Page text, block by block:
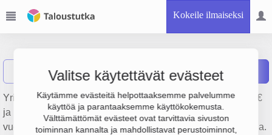
Kokeile ilmaiseksi
Valitse käytettävät evästeet
Käytämme evästeitä helpottaaksemme palvelumme
käyttöä ja parantaaksemme käyttökokemusta.
Välttämättömät evästeet ovat tarvittavia sivuston
toiminnan kannalta ja mahdollistavat perustoiminnot,
Näytä haku C CMY-10 OY Raportit
Yrityksen CMY-10 OY liikevaihto on 220 000 €, tulos 2 000 €
ja henkilöstömäärä 1. Sen päätoimiala on Muu kiinteistöjen
vuokraus ja hallinta, perustamisvuosi 2008 ja sijainti Tuusula.